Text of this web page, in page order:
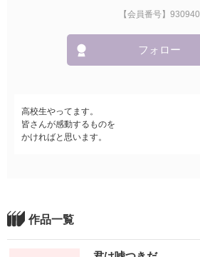
【会員番号】930940
フォロー
高校生やってます。
皆さんが感動するものを
かければと思います。
作品一覧